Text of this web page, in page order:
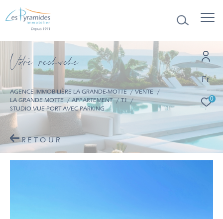
Fr
0
Vore recece
AGENCE IMMOBILIÈRE LA GRANDE-MOTTE
VENTE
LA GRANDE MOTTE
APPARTEMENT
T1
STUDIO VUE PORT AVEC PARKING
RETOUR